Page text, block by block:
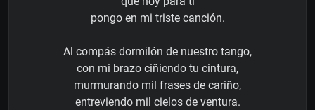
pongo en mi triste canción.
Al compás dormilón de nuestro tango,
con mi brazo ciñiendo tu cintura,
murmurando mil frases de cariño,
entreviendo mil cielos de ventura.